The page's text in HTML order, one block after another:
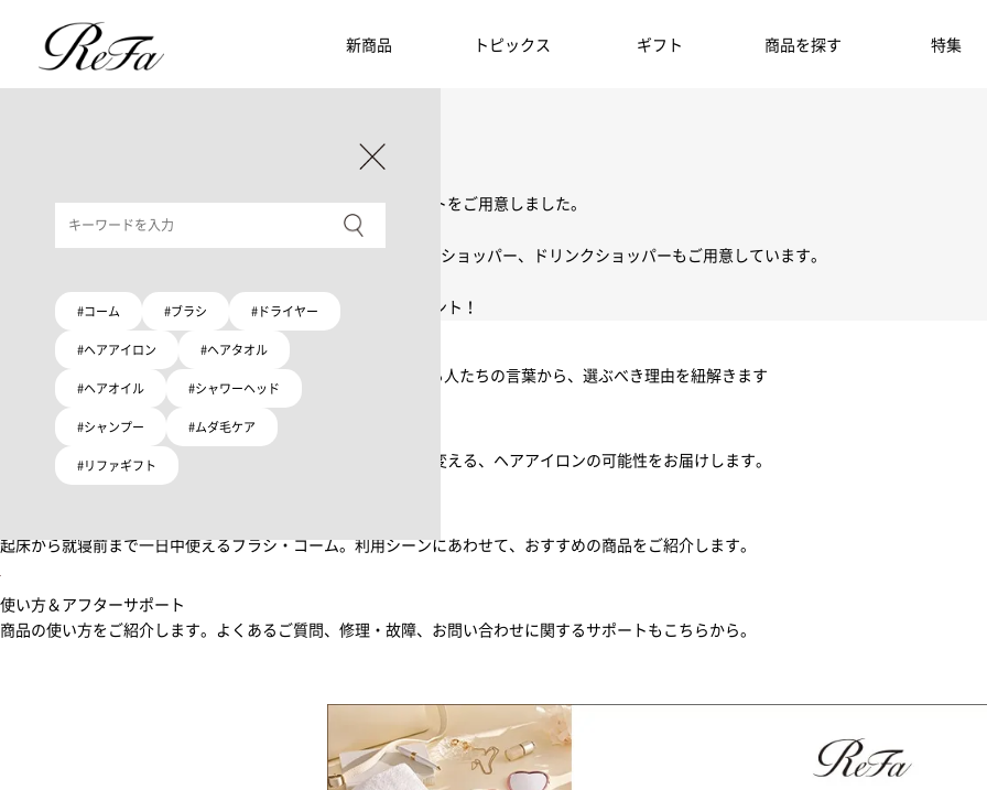
新商品 トピックス ギフト 商品を探す 特集
ReFa商品をご紹介します。プレゼント選びの参考に。
限定ラッピングバック・ショッパーまたはギフトスリーブセットをご用意しました。
大切な人への贈り物にリファオリジナルショッパー
リファロゴが入った、白色のショッパーを6サイズ、ピンク色のショッパー、ドリンクショッパーもご用意しています。
期間限定で対象商品のご購入でオリジナルショッパーをプレゼント！
Because ReFa | 上質な美しさを、妥協しない人へ
高機能ドライヤー Xモデルに宿る美学。上質な美しさを追求する人たちの言葉から、選ぶべき理由を紐解きます
いい髪めざす、大人たちへ。
髪がきれいって嬉しい。「でもヘアケアは大変」という概念を変える、ヘアアイロンの可能性をお届けします。
起床から就寝前まで一日中使えるブラシ・コーム。利用シーンにあわせて、おすすめの商品をご紹介します。
使い方＆アフターサポート
商品の使い方をご紹介します。よくあるご質問、修理・故障、お問い合わせに関するサポートもこちらから。
#コーム #ブラシ #ドライヤー
#ヘアアイロン #ヘアタオル
#ヘアオイル #シャワーヘッド
#シャンプー #ムダ毛ケア
#リファギフト